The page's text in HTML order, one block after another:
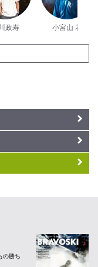
政寿 小宮山 花
の勝ち